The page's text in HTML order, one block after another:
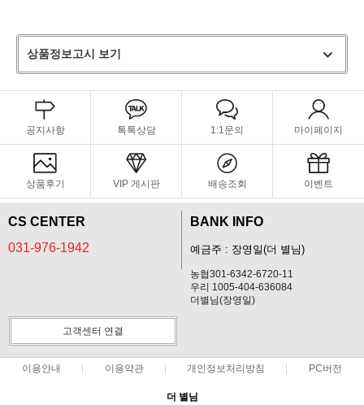
상품정보고시 보기
공지사항 톡톡상담 1:1문의 마이페이지
상품후기 VIP 게시판 배송조회 이벤트
CS CENTER
031-976-1942
BANK INFO
예금주 : 장영일(더 별님)
농협301-6342-6720-11
우리 1005-404-636084
더별님(장영일)
고객센터 연결
이용안내 이용약관 개인정보처리방침 PC버전
더 별님